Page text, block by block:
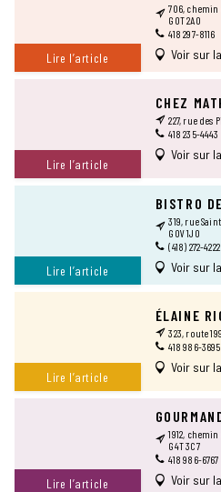
Lire l’article
706, chemin
G0T 2A0
418 297-8116
Voir sur
Lire l’article
CHEZ
227, rue des
418 235-4443
Voir sur
Lire l’article
BISTRO
319, rue
G0V 1J0
(418) 272-4222
Voir sur
Lire l’article
ÉLAINE
323, route
418 986-3695
Voir sur
Lire l’article
1912,
G4T 3C7
418 986-6767
Voir sur